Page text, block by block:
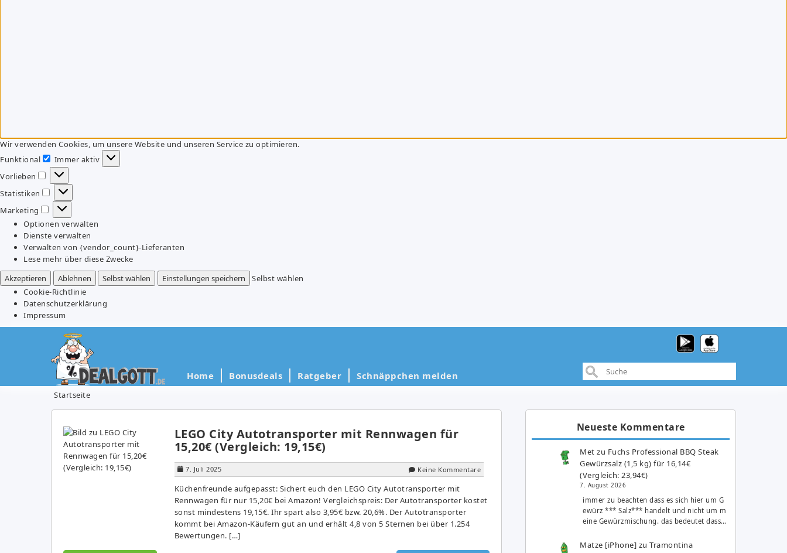
Wir verwenden Cookies, um unsere Website und unseren Service zu optimieren.
Funktional
Funktional
Immer aktiv
Vorlieben
Vorlieben
Statistiken
Statistiken
Marketing
Marketing
Optionen verwalten
Dienste verwalten
Verwalten von {vendor_count}-Lieferanten
Lese mehr über diese Zwecke
Akzeptieren
Ablehnen Selbst wählen Einstellungen speichern
Selbst wählen
Cookie-Richtlinie
Datenschutzerklärung
Impressum
Home Bonusdeals Ratgeber Schnäppchen melden
Startseite
LEGO City Autotransporter mit Rennwagen für
15,20€ (Vergleich: 19,15€)
7. Juli 2025 Keine Kommentare
Küchenfreunde aufgepasst: Sichert euch den LEGO City Autotransporter mit
Rennwagen für nur 15,20€ bei Amazon! Vergleichspreis: Der Autotransporter kostet
sonst mindestens 19,15€. Ihr spart also 3,95€ bzw. 20,6%. Der Autotransporter
kommt bei Amazon-Käufern gut an und erhält 4,8 von 5 Sternen bei über 1.254
Bewertungen. […]
Neueste Kommentare
Met zu Fuchs Professional BBQ Steak
Gewürzsalz (1,5 kg) für 16,14€
(Vergleich: 23,94€)
7. August 2026
immer zu beachten dass es sich hier um G
ewürz *** Salz*** handelt und nicht um m
eine Gewürzmischung. das bedeutet dass…
Matze [iPhone] zuTramontina